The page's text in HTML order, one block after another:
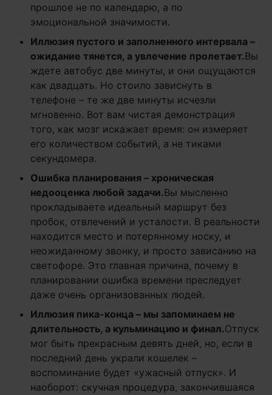
прошлое не по календарю, а по
эмоциональной значимости.
Иллюзия пустого и заполненного интервала –
ожидание тянется, а увлечение пролетает.Вы
ждете автобус две минуты, и они ощущаются
как двадцать. Но стоило зависнуть в
телефоне – те же две минуты исчезли
мгновенно. Вот вам чистая демонстрация
того, как мозг искажает время: он измеряет
его количеством событий, а не тиками
секундомера.
Ошибка планирования – хроническая
недооценка любой задачи.Вы мысленно
прокладываете идеальный маршрут без
пробок, отвлечений и усталости. В реальности
находится место и потерянному носку, и
неожиданному звонку, и просто зависанию на
светофоре. Это главная причина, почему в
планировании ошибка времени преследует
даже очень организованных людей.
Иллюзия пика-конца – мы запоминаем не
длительность, а кульминацию и финал.Отпуск
мог быть прекрасным девять дней, но, если в
последний день украли кошелек –
воспоминание будет «ужасный отпуск». И
наоборот: скучная процедура, закончившаяся